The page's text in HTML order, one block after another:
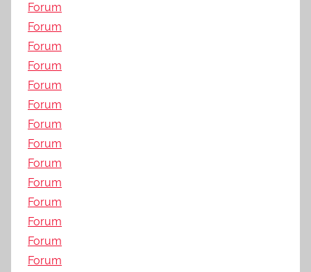
Forum
Forum
Forum
Forum
Forum
Forum
Forum
Forum
Forum
Forum
Forum
Forum
Forum
Forum